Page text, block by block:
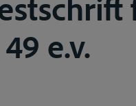
e.v.